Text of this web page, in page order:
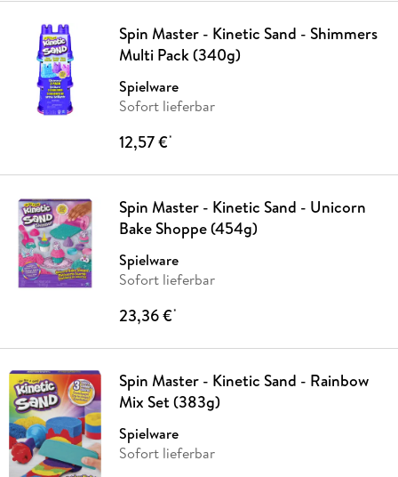
Spin Master - Kinetic Sand - Shimmers
Multi Pack (340g)
Spielware
Sofort lieferbar
12,57 €*
Spin Master - Kinetic Sand - Unicorn
Bake Shoppe (454g)
Spielware
Sofort lieferbar
23,36 €*
Spin Master - Kinetic Sand - Rainbow
Mix Set (383g)
Spielware
Sofort lieferbar